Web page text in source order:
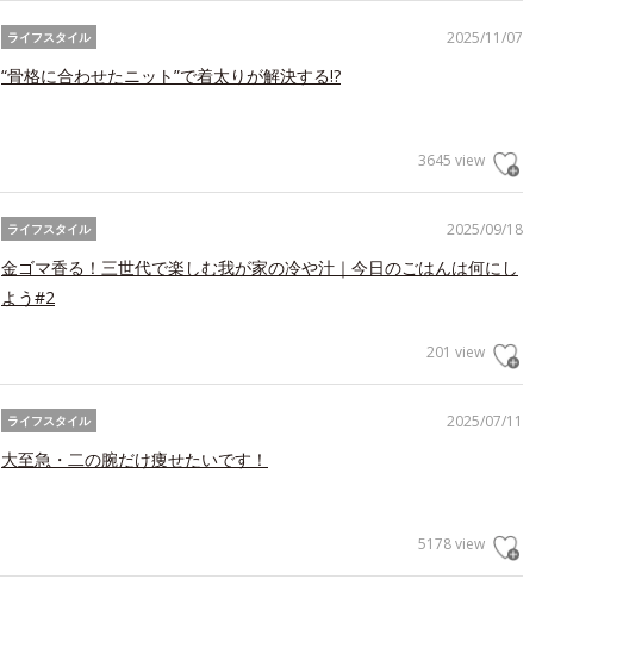
2025/11/07
ライフスタイル
“骨格に合わせたニット”で着太りが解決する!?
3645 view
2025/09/18
ライフスタイル
金ゴマ香る！三世代で楽しむ我が家の冷や汁｜今日のごはんは何にし
よう#2
201 view
2025/07/11
ライフスタイル
大至急・二の腕だけ痩せたいです！
5178 view